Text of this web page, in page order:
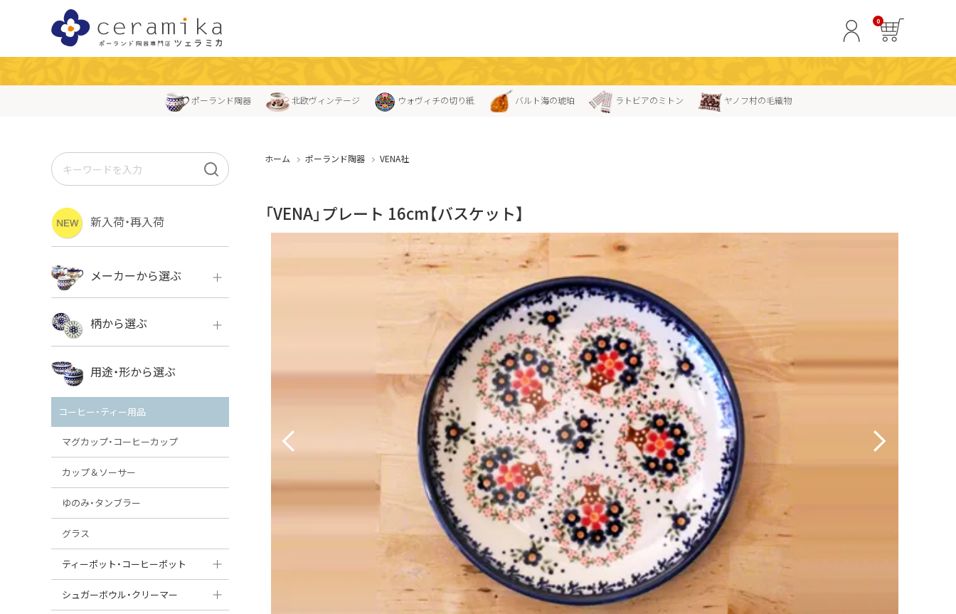
0
ポーランド陶器 北欧ヴィンテージ ウォヴィチの切り紙 バルト海の琥珀 ラトビアのミトン ヤノフ村の毛織物
ホーム ポーランド陶器 VENA社
「VENA」プレート 16cm【バスケット】
新入荷・再入荷
メーカーから選ぶ
ボレス
VENA
ミレナ
柄から選ぶ
ボレス
用途・形から選ぶ
コーヒー・ティー用品
マグカップ・コーヒーカップ
カップ＆ソーサー
ゆのみ・タンブラー
グラス
ティーポット・コーヒーポット
ティーポット
シュガーボウル・クリーマー